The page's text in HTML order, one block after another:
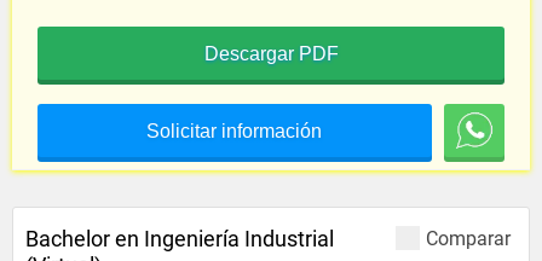
Descargar PDF
Solicitar información
Comparar
Bachelor en Ingeniería Industrial